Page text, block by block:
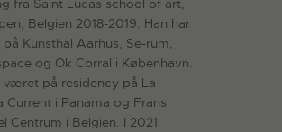
fra Saint Lucas school of art,
Belgien 2018-2019. Han har
Kunsthal Aarhus, Se-rum,
og Ok Corral i København.
været på residency på La
Current i Panama og Frans
Centrum i Belgien. I 2021